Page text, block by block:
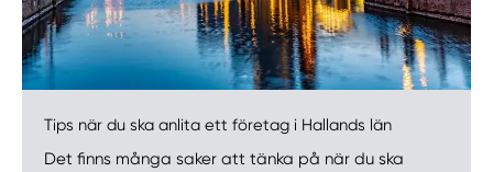
Tips när du ska anlita ett företag i Hallands län
Det finns många saker att tänka på när du ska